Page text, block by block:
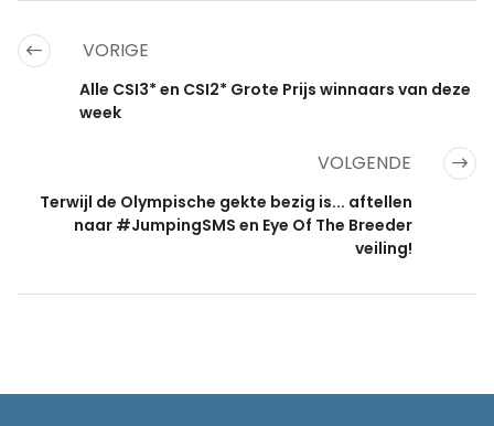
VORIGE
Alle CSI3* en CSI2* Grote Prijs winnaars van deze
week
VOLGENDE
Terwijl de Olympische gekte bezig is... aftellen
naar #JumpingSMS en Eye Of The Breeder
veiling!